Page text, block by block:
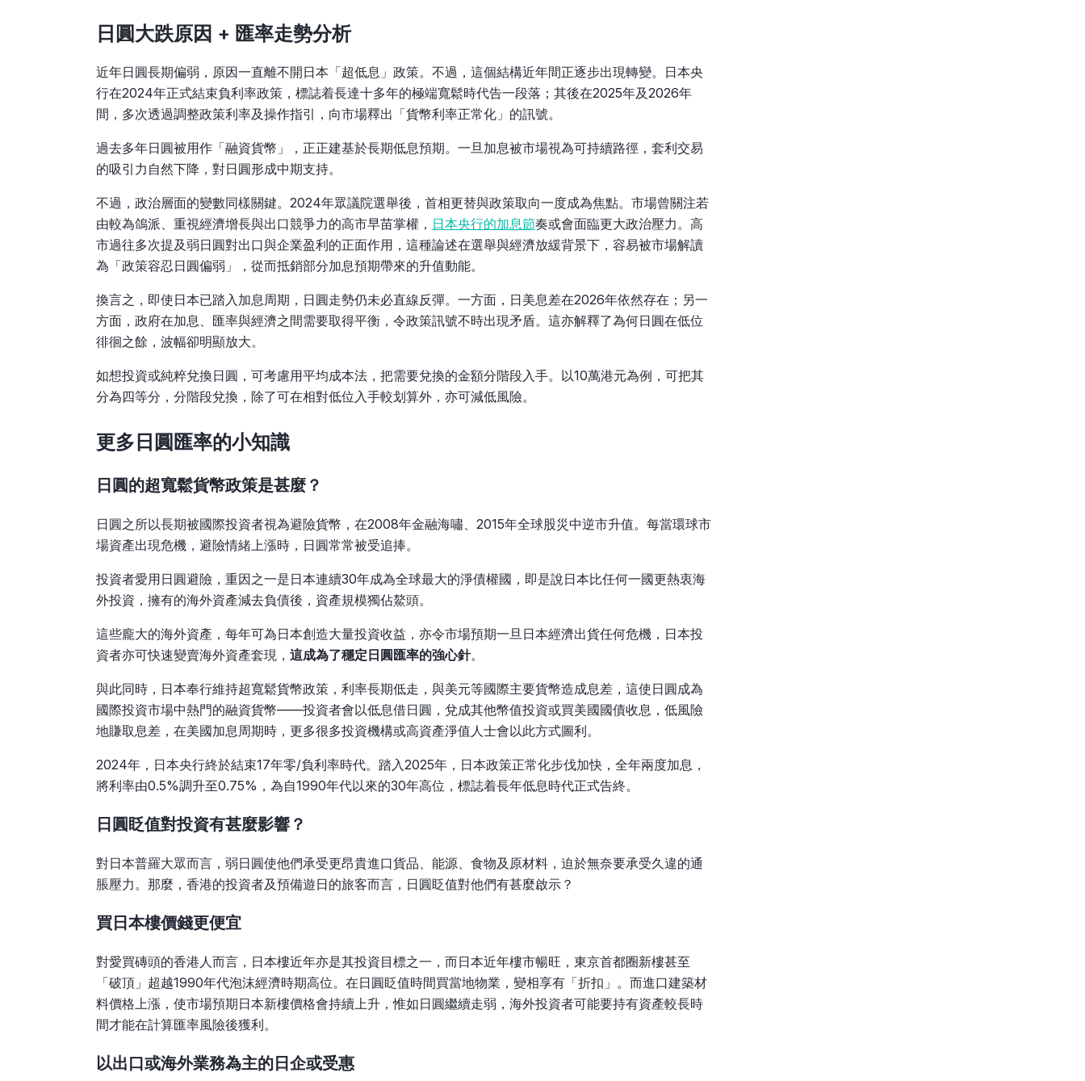
日圓大跌原因 + 匯率走勢分析
近年日圓長期偏弱，原因一直離不開日本「超低息」政策。不過，這個結構近年間正逐步出現轉變。日本央
行在2024年正式結束負利率政策，標誌着長達十多年的極端寬鬆時代告一段落；其後在2025年及2026年
間，多次透過調整政策利率及操作指引，向市場釋出「貨幣利率正常化」的訊號。
過去多年日圓被用作「融資貨幣」，正正建基於長期低息預期。一旦加息被市場視為可持續路徑，套利交易
的吸引力自然下降，對日圓形成中期支持。
不過，政治層面的變數同樣關鍵。2024年眾議院選舉後，首相更替與政策取向一度成為焦點。市場曾關注若
由較為鴿派、重視經濟增長與出口競爭力的高市早苗掌權， 日本央行的加息節奏或會面臨更大政治壓力。高
市過往多次提及弱日圓對出口與企業盈利的正面作用，這種論述在選舉與經濟放緩背景下，容易被市場解讀
為「政策容忍日圓偏弱」，從而抵銷部分加息預期帶來的升值動能。
換言之，即使日本已踏入加息周期，日圓走勢仍未必直線反彈。一方面，日美息差在2026年依然存在；另一
方面，政府在加息、匯率與經濟之間需要取得平衡，令政策訊號不時出現矛盾。這亦解釋了為何日圓在低位
徘徊之餘，波幅卻明顯放大。
如想投資或純粹兌換日圓，可考慮用平均成本法，把需要兌換的金額分階段入手。以10萬港元為例，可把其
分為四等分，分階段兌換，除了可在相對低位入手較划算外，亦可減低風險。
更多日圓匯率的小知識
日圓的超寬鬆貨幣政策是甚麼？
日圓之所以長期被國際投資者視為避險貨幣，在2008年金融海嘯、2015年全球股災中逆市升值。每當環球市
場資產出現危機，避險情緒上漲時，日圓常常被受追捧。
投資者愛用日圓避險，重因之一是日本連續30年成為全球最大的淨債權國，即是說日本比任何一國更熱衷海
外投資，擁有的海外資產減去負債後，資產規模獨佔鰲頭。
這些龐大的海外資產，每年可為日本創造大量投資收益，亦令市場預期一旦日本經濟出貨任何危機，日本投
資者亦可快速變賣海外資產套現， 這成為了穩定日圓匯率的強心針。
與此同時，日本奉行維持超寬鬆貨幣政策，利率長期低走，與美元等國際主要貨幣造成息差，這使日圓成為
國際投資市場中熱門的融資貨幣——投資者會以低息借日圓，兌成其他幣值投資或買美國國債收息，低風險
地賺取息差，在美國加息周期時，更多很多投資機構或高資產淨值人士會以此方式圖利。
2024年，日本央行終於結束17年零/負利率時代。踏入2025年，日本政策正常化步伐加快，全年兩度加息，
將利率由0.5%調升至0.75%，為自1990年代以來的30年高位，標誌着長年低息時代正式告終。
日圓眨值對投資有甚麼影響？
對日本普羅大眾而言，弱日圓使他們承受更昂貴進口貨品、能源、食物及原材料，迫於無奈要承受久違的通
脹壓力。那麼，香港的投資者及預備遊日的旅客而言，日圓眨值對他們有甚麼啟示？
買日本樓價錢更便宜
對愛買磚頭的香港人而言，日本樓近年亦是其投資目標之一，而日本近年樓市暢旺，東京首都圈新樓甚至
「破頂」超越1990年代泡沫經濟時期高位。在日圓眨值時間買當地物業，變相享有「折扣」。而進口建築材
料價格上漲，使市場預期日本新樓價格會持續上升，惟如日圓繼續走弱，海外投資者可能要持有資產較長時
間才能在計算匯率風險後獲利。
以出口或海外業務為主的日企或受惠